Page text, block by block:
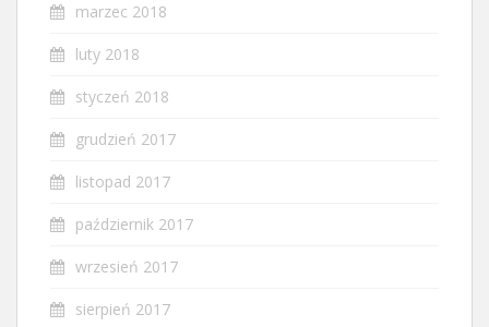
marzec 2018
luty 2018
styczeń 2018
grudzień 2017
listopad 2017
październik 2017
wrzesień 2017
sierpień 2017